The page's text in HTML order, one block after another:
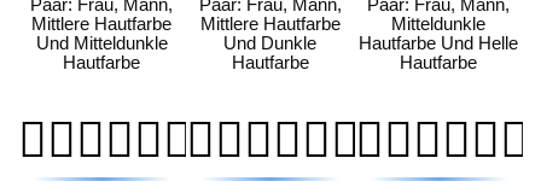
Paar: Frau, Mann,
Mittlere Hautfarbe
Und Mitteldunkle
Hautfarbe
Paar: Frau, Mann,
Mittlere Hautfarbe
Und Dunkle
Hautfarbe
Paar: Frau, Mann,
Mitteldunkle
Hautfarbe Und Helle
Hautfarbe
👩🏾‍❤️‍💋‍👨🏼👩🏾‍❤️‍💋‍👨🏽👩🏾‍❤️‍💋‍👨🏾